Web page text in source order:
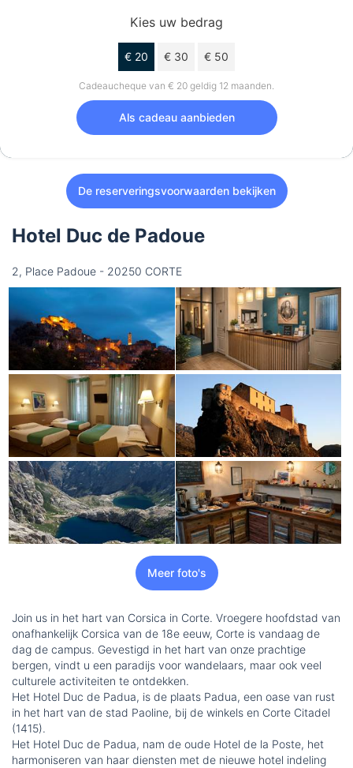
Kies uw bedrag
€ 20 € 30 € 50
Cadeaucheque van € 20 geldig 12 maanden.
Als cadeau aanbieden
De reserveringsvoorwaarden bekijken
Hotel Duc de Padoue
2, Place Padoue - 20250 CORTE
Meer foto's
Join us in het hart van Corsica in Corte. Vroegere hoofdstad van
onafhankelijk Corsica van de 18e eeuw, Corte is vandaag de
dag de campus. Gevestigd in het hart van onze prachtige
bergen, vindt u een paradijs voor wandelaars, maar ook veel
culturele activiteiten te ontdekken.
Het Hotel Duc de Padua, is de plaats Padua, een oase van rust
in het hart van de stad Paoline, bij de winkels en Corte Citadel
(1415).
Het Hotel Duc de Padua, nam de oude Hotel de la Poste, het
harmoniseren van haar diensten met de nieuwe hotel indeling